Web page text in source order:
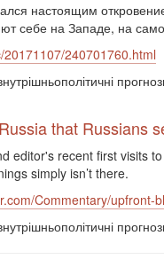
настоящим
себе на Западе, на
240701760.html
that Russians
editor's recent first visits
simply isn’t there.
Commentary/